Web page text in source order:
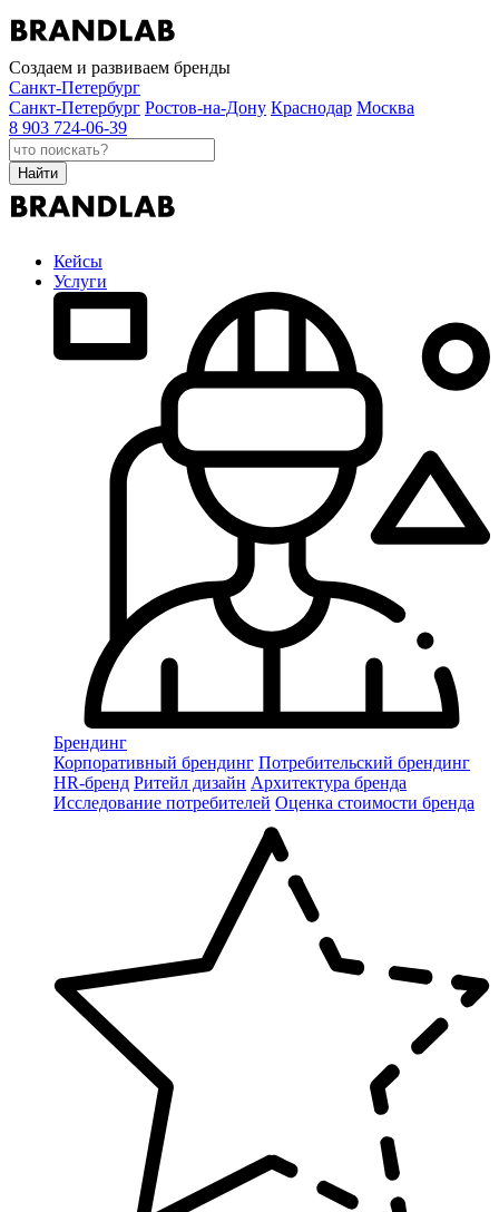
Создаем и развиваем бренды
Санкт-Петербург
Санкт-Петербург Ростов-на-Дону Краснодар Москва
8 903 724-06-39
Найти
Кейсы
Услуги
Брендинг
Корпоративный брендинг Потребительский брендинг
НR-бренд Ритейл дизайн Архитектура бренда
Исследование потребителей Оценка стоимости бренда